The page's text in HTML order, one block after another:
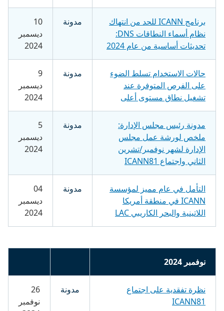
برنامج ICANN للحد من انتهاك
نظام أسماء النطاقات DNS:
تحديثات أساسية من عام 2024
مدونة
10
ديسمبر
2024
حالات الاستخدام تسلط الضوء
على الفرص المتوفرة عند
تشغيل نطاق مستوى أعلى
مدونة
ديسمبر
2024
مدونة رئيس مجلس الإدارة:
ملخص لورشة عمل مجلس
الإدارة لشهر نوفمبر/تشرين
الثاني واجتماع ICANN81
مدونة
ديسمبر
2024
التأمل في عام مميز لمؤسسة
ICANN في منطقة أمريكا
اللاتينية والبحر الكاريبي LAC
مدونة
04
ديسمبر
2024
نوفمبر 2024
نظرة تفقدية على اجتماع
ICANN81
مدونة
26
نوفمبر